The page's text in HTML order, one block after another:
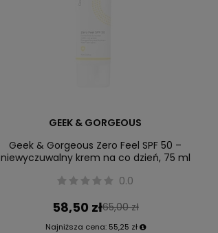
GEEK & GORGEOUS
Geek & Gorgeous Zero Feel SPF 50 –
niewyczuwalny krem na co dzień, 75 ml
0.0
58,50 zł65,00 zł
Najniższa cena: 55,25 zł